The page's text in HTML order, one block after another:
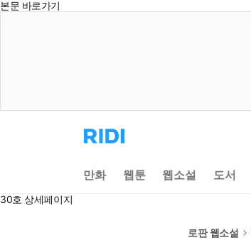
본문 바로가기
리
디
으
로
만화 웹툰 웹소설 도서
30호 상세페이지
로판 웹소설